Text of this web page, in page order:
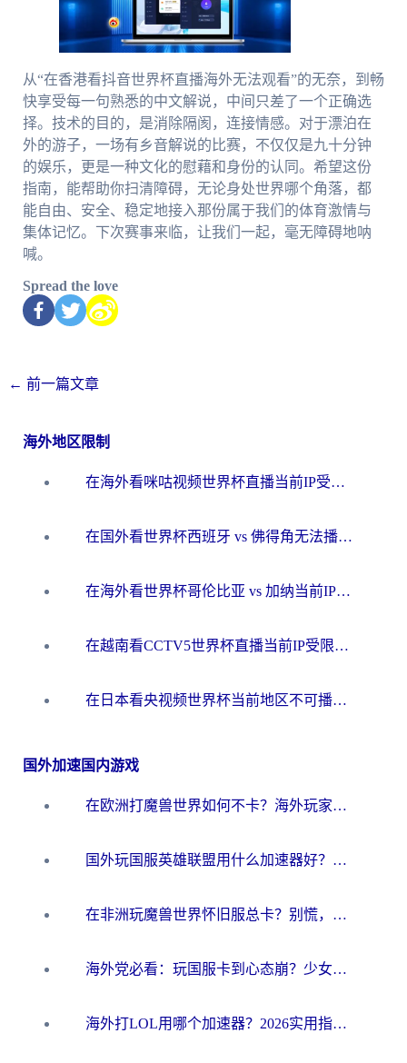
从“在香港看抖音世界杯直播海外无法观看”的无奈，到畅
快享受每一句熟悉的中文解说，中间只差了一个正确选
择。技术的目的，是消除隔阂，连接情感。对于漂泊在
外的游子，一场有乡音解说的比赛，不仅仅是九十分钟
的娱乐，更是一种文化的慰藉和身份的认同。希望这份
指南，能帮助你扫清障碍，无论身处世界哪个角落，都
能自由、安全、稳定地接入那份属于我们的体育激情与
集体记忆。下次赛事来临，让我们一起，毫无障碍地呐
喊。
Spread the love
← 前一篇文章
海外地区限制
在海外看咪咕视频世界杯直播当前IP受限制？这篇指南帮你搞定所有体育赛事观看难题
在国外看世界杯西班牙 vs 佛得角无法播放？这篇指南帮你解锁所有中文体育直播
在海外看世界杯哥伦比亚 vs 加纳当前IP受限制？这篇指南帮你流畅看中文解说赛事
在越南看CCTV5世界杯直播当前IP受限制？海外党体育观赛终极指南来了
在日本看央视频世界杯当前地区不可播放？海外党体育观赛终极指南
国外加速国内游戏
在欧洲打魔兽世界如何不卡？海外玩家的国服游戏加速终极攻略
国外玩国服英雄联盟用什么加速器好？海外党亲测有效的国服游戏加速指南
在非洲玩魔兽世界怀旧服总卡？别慌，这份指南帮你丝滑开荒
海外党必看：玩国服卡到心态崩？少女前线云图计划加速器免费推荐+碧蓝航线足球世界流畅攻略
海外打LOL用哪个加速器？2026实用指南：从延迟到设备适配，一篇解决你的国服游戏痛点